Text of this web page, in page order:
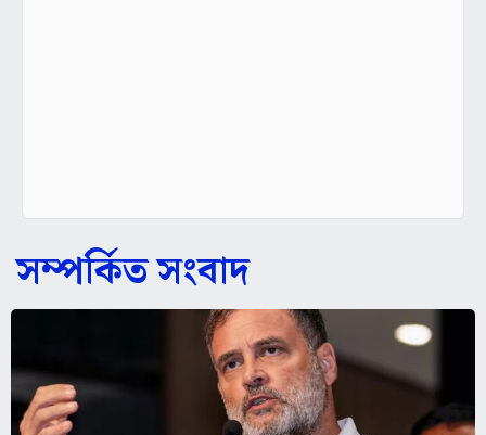
সম্পর্কিত সংবাদ